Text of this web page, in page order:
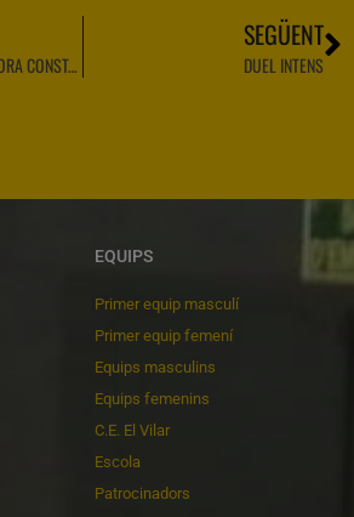
TREBALL, ACTITUD I MILLORA CONSTANT
SEGÜENT
DUEL INTENS
EQUIPS
Primer equip masculí
Primer equip femení
Equips masculins
Equips femenins
C.E. El Vilar
Escola
Patrocinadors